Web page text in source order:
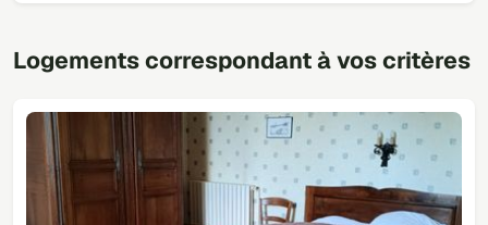
Logements correspondant à vos critères